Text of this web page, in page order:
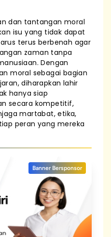
dan tantangan moral
isu yang tidak dapat
terus berbenah agar
zaman tanpa
Dengan
moral sebagai bagian
diharapkan lahir
hanya siap
secara kompetitif,
martabat, etika,
peran yang mereka
Banner Bersponsor